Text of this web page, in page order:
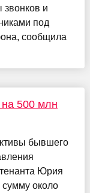
звонков и
под
сообщила
500 млн
бывшего
Юрия
сумму около